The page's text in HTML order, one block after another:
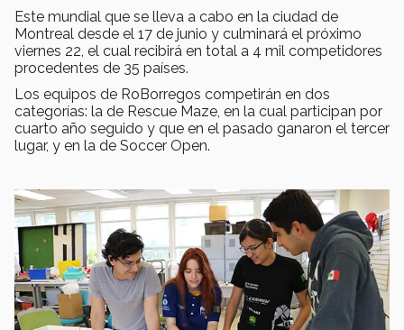
Este mundial que se lleva a cabo en la ciudad de
Montreal desde el 17 de junio y culminará el próximo
viernes 22, el cual recibirá en total a 4 mil competidores
procedentes de 35 países.
Los equipos de RoBorregos competirán en dos
categorías: la de Rescue Maze, en la cual participan por
cuarto año seguido y que en el pasado ganaron el tercer
lugar, y en la de Soccer Open.